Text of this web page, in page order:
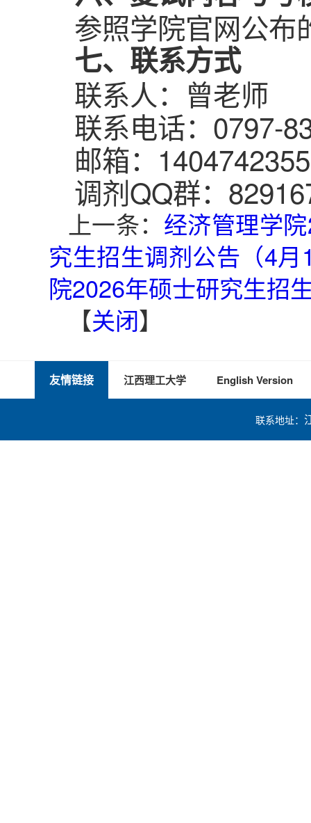
参照学院官网公布
七、联系方式
联系人：曾老师
联系电话：0797-
邮箱：
调剂QQ群：
上一条： 经济管理学
究生招生调剂公告（4月
院2026年硕士研究生招
【关闭】
友情链接 江西理工大学 English Version
联系地址：